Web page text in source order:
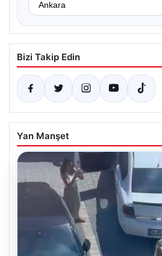
Bizi Takip Edin
Yan Manşet